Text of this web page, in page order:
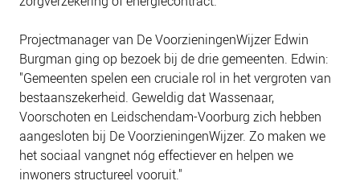
Projectmanager van De VoorzieningenWijzer Edwin
Burgman ging op bezoek bij de drie gemeenten. Edwin:
"Gemeenten spelen een cruciale rol in het vergroten van
bestaanszekerheid. Geweldig dat Wassenaar,
Voorschoten en Leidschendam-Voorburg zich hebben
aangesloten bij De VoorzieningenWijzer. Zo maken we
het sociaal vangnet nóg effectiever en helpen we
inwoners structureel vooruit."